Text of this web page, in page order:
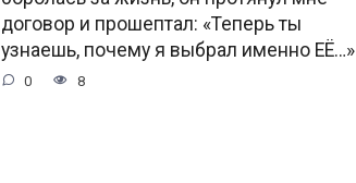
договор и прошептал: «Теперь ты
узнаешь, почему я выбрал именно ЕЁ…»
0 8